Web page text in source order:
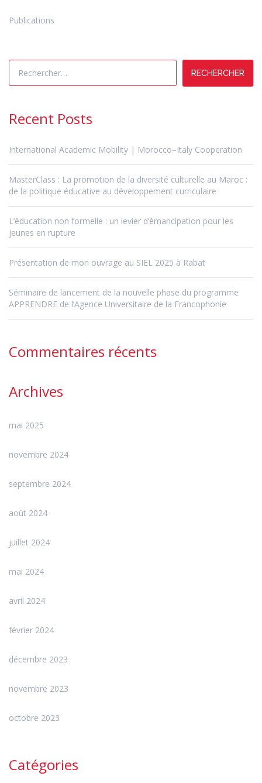
Publications
Rechercher :
Recent Posts
International Academic Mobility | Morocco–Italy Cooperation
MasterClass : La promotion de la diversité culturelle au Maroc :
de la politique éducative au développement curriculaire
L’éducation non formelle : un levier d’émancipation pour les
jeunes en rupture
Présentation de mon ouvrage au SIEL 2025 à Rabat
Séminaire de lancement de la nouvelle phase du programme
APPRENDRE de l’Agence Universitaire de la Francophonie
Commentaires récents
Archives
mai 2025
novembre 2024
septembre 2024
août 2024
juillet 2024
mai 2024
avril 2024
février 2024
décembre 2023
novembre 2023
octobre 2023
Catégories